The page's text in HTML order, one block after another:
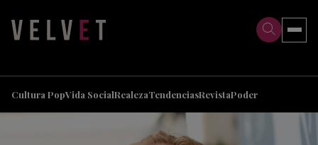
Cultura PopVida SocialRealezaTendenciasRevistaPoder